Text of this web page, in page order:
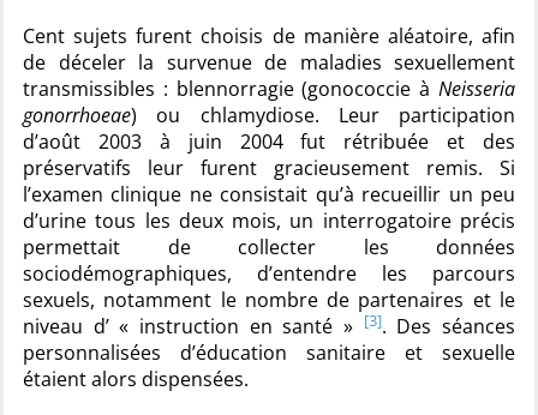
Cent sujets furent choisis de manière aléatoire, afin
de déceler la survenue de maladies sexuellement
transmissibles : blennorragie (gonococcie à Neisseria
gonorrhoeae) ou chlamydiose. Leur participation
d’août 2003 à juin 2004 fut rétribuée et des
préservatifs leur furent gracieusement remis. Si
l’examen clinique ne consistait qu’à recueillir un peu
d’urine tous les deux mois, un interrogatoire précis
permettait de collecter les données
sociodémographiques, d’entendre les parcours
sexuels, notamment le nombre de partenaires et le
niveau d’ « instruction en santé » [3]. Des séances
personnalisées d’éducation sanitaire et sexuelle
étaient alors dispensées.